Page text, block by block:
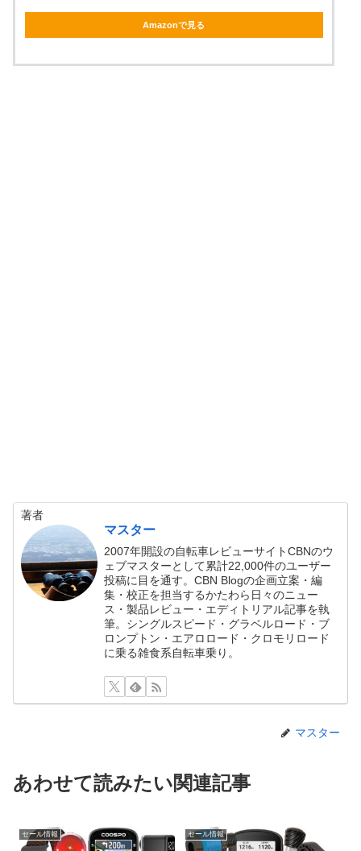
Amazonで見る
著者
マスター
2007年開設の自転車レビューサイトCBNのウ
ェブマスターとして累計22,000件のユーザー
投稿に目を通す。CBN Blogの企画立案・編
集・校正を担当するかたわら日々のニュー
ス・製品レビュー・エディトリアル記事を執
筆。シングルスピード・グラベルロード・ブ
ロンプトン・エアロロード・クロモリロード
に乗る雑食系自転車乗り。
マスター
あわせて読みたい関連記事
セール情報 セール情報